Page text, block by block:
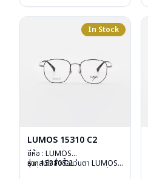
น้ำหนัก : 24 กรัม
อุปกรณ์ : กล่องแว่น , ผ้าเช็ดแว่น
In Stock
LUMOS 15310 C2
ยี่ห้อ : LUMOS
รุ่น : 15310 C2
หากสนใจสั่งชื้อแว่นตา LUMOS